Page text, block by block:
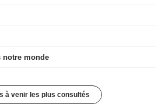
notre monde
à venir les plus consultés